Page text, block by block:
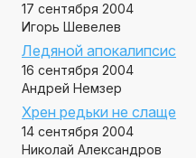
17 сентября 2004
Игорь Шевелев
Ледяной апокалипсис
16 сентября 2004
Андрей Немзер
Хрен редьки не слаще
14 сентября 2004
Николай Александров